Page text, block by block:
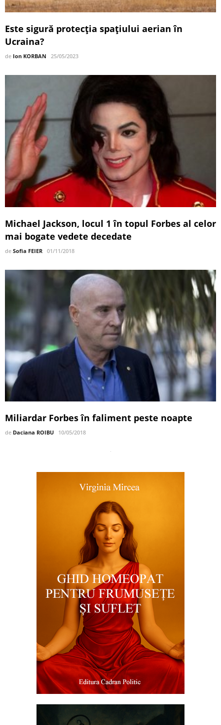
Este sigură protecția spațiului aerian în
Ucraina?
de Ion KORBAN 25/05/2023
Michael Jackson, locul 1 în topul Forbes al celor
mai bogate vedete decedate
de Sofia FEIER 01/11/2018
Miliardar Forbes în faliment peste noapte
de Daciana ROIBU 10/05/2018